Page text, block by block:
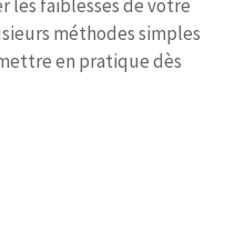
les faiblesses de votre
méthodes simples
en pratique dès